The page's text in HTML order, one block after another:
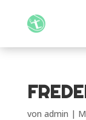
von admin |